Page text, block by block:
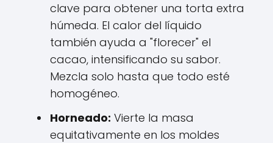
clave para obtener una torta extra
húmeda. El calor del líquido
también ayuda a "florecer" el
cacao, intensificando su sabor.
Mezcla solo hasta que todo esté
homogéneo.
Horneado: Vierte la masa
equitativamente en los moldes